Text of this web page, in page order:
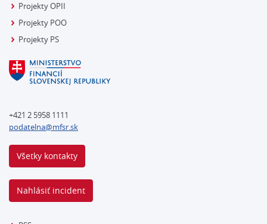
Projekty OPII
Projekty POO
Projekty PS
+421 2 5958 1111
podatelna@mfsr.sk
Všetky kontakty
Nahlásiť incident